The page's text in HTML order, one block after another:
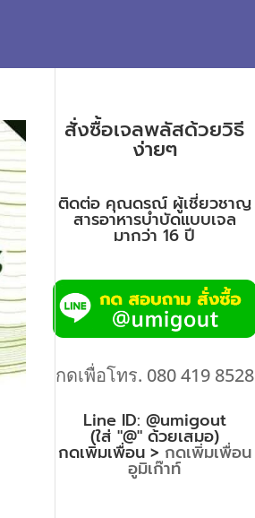
สั่งซื้อเจลพลัสด้วยวิธี
ง่ายๆ
ติดต่อ คุณดรณ์ ผู้เชี่ยวชาญ
สารอาหารบำบัดแบบเจล
มากว่า 16 ปี
กดเพื่อโทร. 080 419 8528
Line ID: @umigout
(ใส่ "@" ด้วยเสมอ)
กดเพิ่มเพื่อน > กดเพิ่มเพื่อน
อูมิเก๊าท์